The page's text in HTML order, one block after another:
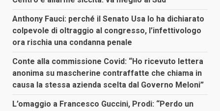
Anthony Fauci: perché il Senato Usa lo ha dichiarato
colpevole di oltraggio al congresso, l’infettivologo
ora rischia una condanna penale
Conte alla commissione Covid: “Ho ricevuto lettera
anonima su mascherine contraffatte che chiama in
causa la stessa azienda scelta dal Governo Meloni”
L’omaggio a Francesco Guccini, Prodi: “Perdo un